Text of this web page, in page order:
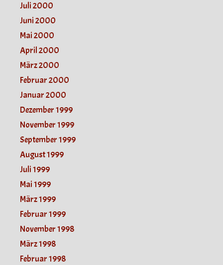
Juli 2000
Juni 2000
Mai 2000
April 2000
März 2000
Februar 2000
Januar 2000
Dezember 1999
November 1999
September 1999
August 1999
Juli 1999
Mai 1999
März 1999
Februar 1999
November 1998
März 1998
Februar 1998